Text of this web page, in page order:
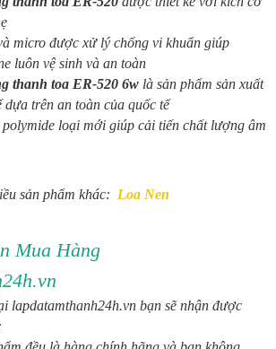
micro được xử lý chống vi khuẩn giúp
luôn vệ sinh và an toàn
thanh toa ER-520 6w là sản phẩm sản xuất
dựa trên an toàn của quốc tế
loại mới giúp cải tiến chất lượng âm
sản phẩm khác: Loa Nen
Mua Hàng
lapdatamthanh24h.vn bạn sẽ nhận được